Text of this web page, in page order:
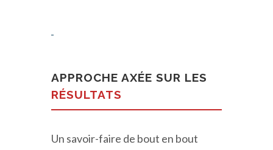
APPROCHE AXÉE SUR LES
RÉSULTATS
Un savoir-faire de bout en bout